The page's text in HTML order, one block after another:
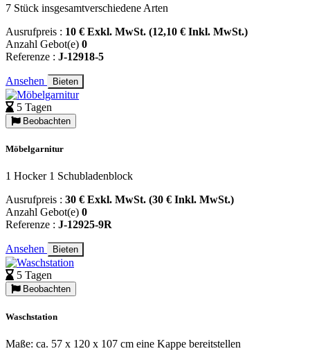
7 Stück insgesamtverschiedene Arten
Ausrufpreis : 10 € Exkl. MwSt. (12,10 € Inkl. MwSt.)
Anzahl Gebot(e) 0
Referenze : J-12918-5
Ansehen Bieten
5 Tagen
Beobachten
Möbelgarnitur
1 Hocker 1 Schubladenblock
Ausrufpreis : 30 € Exkl. MwSt. (30 € Inkl. MwSt.)
Anzahl Gebot(e) 0
Referenze : J-12925-9R
Ansehen Bieten
5 Tagen
Beobachten
Waschstation
Maße: ca. 57 x 120 x 107 cm eine Kappe bereitstellen